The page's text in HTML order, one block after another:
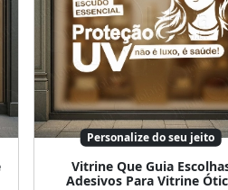
Personalize do seu jeito
Vitrine Que Guia
Adesivos Para Vitrine